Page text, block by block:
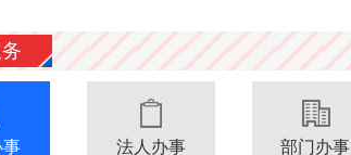
事 法人办事 部门办事